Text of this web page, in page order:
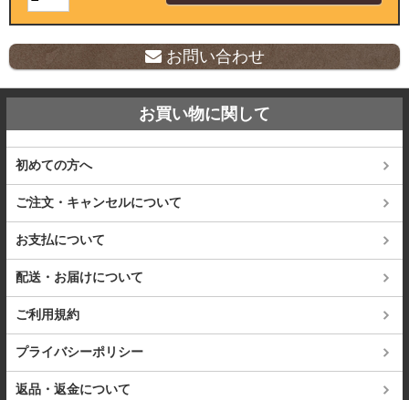
お問い合わせ
お買い物に関して
初めての方へ
ご注文・キャンセルについて
お支払について
配送・お届けについて
ご利用規約
プライバシーポリシー
返品・返金について